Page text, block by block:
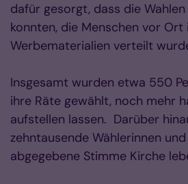
dafür gesorgt, dass die
konnten, die Menschen vor
Werbematerialien verteilt
Insgesamt wurden etwa 550
ihre Räte gewählt, noch mehr
aufstellen lassen. Darüber
zehntausende Wählerinnen
abgegebene Stimme Kirche